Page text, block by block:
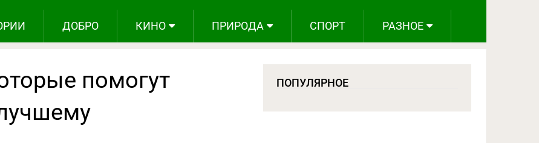
ДОБРО КИНО ПРИРОДА СПОРТ РАЗНОЕ
помогут
ПОПУЛЯРНОЕ